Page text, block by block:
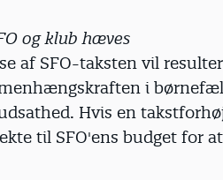
og klub hæves
af SFO-taksten vil
i
Hvis en
til SFO'ens budget for